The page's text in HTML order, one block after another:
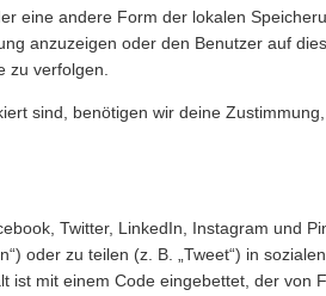
eine andere Form der lokalen
anzuzeigen oder den Benutzer auf
zu verfolgen.
sind, benötigen wir deine
Twitter, LinkedIn, Instagram und
oder zu teilen (z. B. „Tweet“) in
ist mit einem Code eingebettet, der von